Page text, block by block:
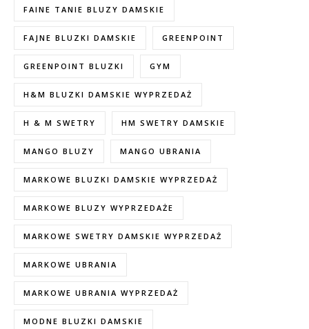
FAINE TANIE BLUZY DAMSKIE
FAJNE BLUZKI DAMSKIE GREENPOINT
GREENPOINT BLUZKI GYM
H&M BLUZKI DAMSKIE WYPRZEDAŻ
H & M SWETRY HM SWETRY DAMSKIE
MANGO BLUZY MANGO UBRANIA
MARKOWE BLUZKI DAMSKIE WYPRZEDAŻ
MARKOWE BLUZY WYPRZEDAŻE
MARKOWE SWETRY DAMSKIE WYPRZEDAŻ
MARKOWE UBRANIA
MARKOWE UBRANIA WYPRZEDAŻ
MODNE BLUZKI DAMSKIE